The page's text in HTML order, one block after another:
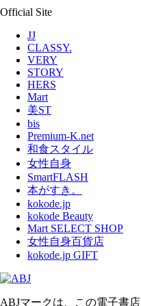
Official Site
JJ
CLASSY.
VERY
STORY
HERS
Mart
美ST
bis
Premium-K.net
和食スタイル
女性自身
SmartFLASH
本がすき。
kokode.jp
kokode Beauty
Mart SELECT SHOP
女性自身百貨店
kokode.jp GIFT
ABJマークは、この電子書